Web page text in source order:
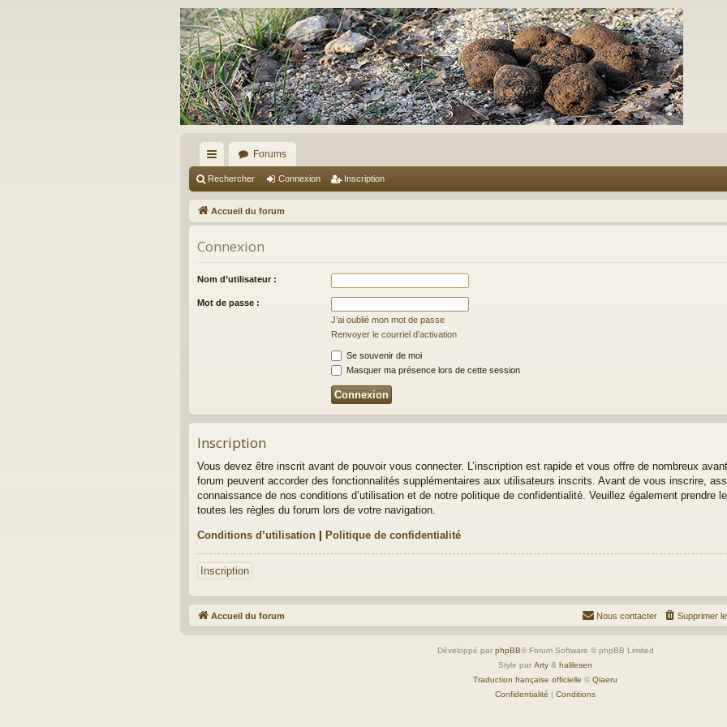
ac
co
ur
ci
s
Forums
Rechercher Connexion Inscription
Accueil du forum
Connexion
Nom d’utilisateur :
Mot de passe :
J’ai oublié mon mot de passe
Renvoyer le courriel d’activation
Se souvenir de moi
Masquer ma présence lors de cette session
Inscription
Vous devez être inscrit avant de pouvoir vous connecter. L’inscription est rapide et vous offre de nombreux
forum peuvent accorder des fonctionnalités supplémentaires aux utilisateurs inscrits. Avant de vous inscrire,
connaissance de nos conditions d’utilisation et de notre politique de confidentialité. Veuillez également prendre
toutes les règles du forum lors de votre navigation.
Conditions d’utilisation | Politique de confidentialité
Inscription
Accueil du forum Supprimer
Nous contacter
Développé par phpBB® Forum Software © phpBB Limited
Style par Arty & halilesen
Traduction française officielle © Qiaeru
Confidentialité | Conditions